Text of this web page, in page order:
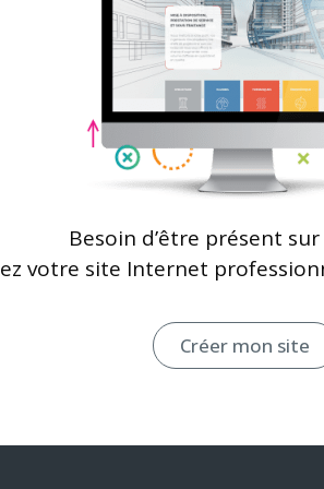
Besoin d’être présent
votre site Internet
Créer mon site